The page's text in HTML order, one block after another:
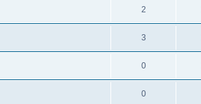
2
3
0
0